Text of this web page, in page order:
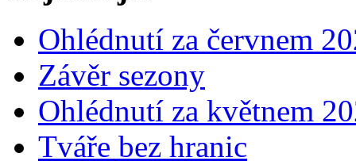
Ohlédnutí za červnem
Závěr sezony
Ohlédnutí za květnem
Tváře bez hranic